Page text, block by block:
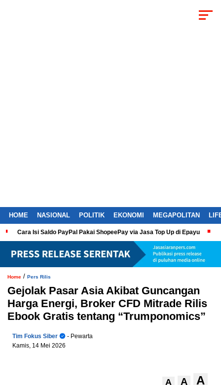
HOME NASIONAL POLITIK EKONOMI MEGAPOLITAN
Cara Isi Saldo PayPal Pakai ShopeePay via Jasa Top Up di Epayu
Home / Pers Rilis
Gejolak Pasar Asia Akibat Guncangan
Harga Energi, Broker CFD Mitrade Rilis
Ebook Gratis tentang “Trumponomics”
Tim Fokus Siber
- Pewarta
Kamis, 14 Mei 2026
A A A